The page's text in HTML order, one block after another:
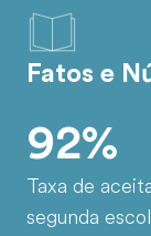
Fatos e
92%
Taxa de
segunda